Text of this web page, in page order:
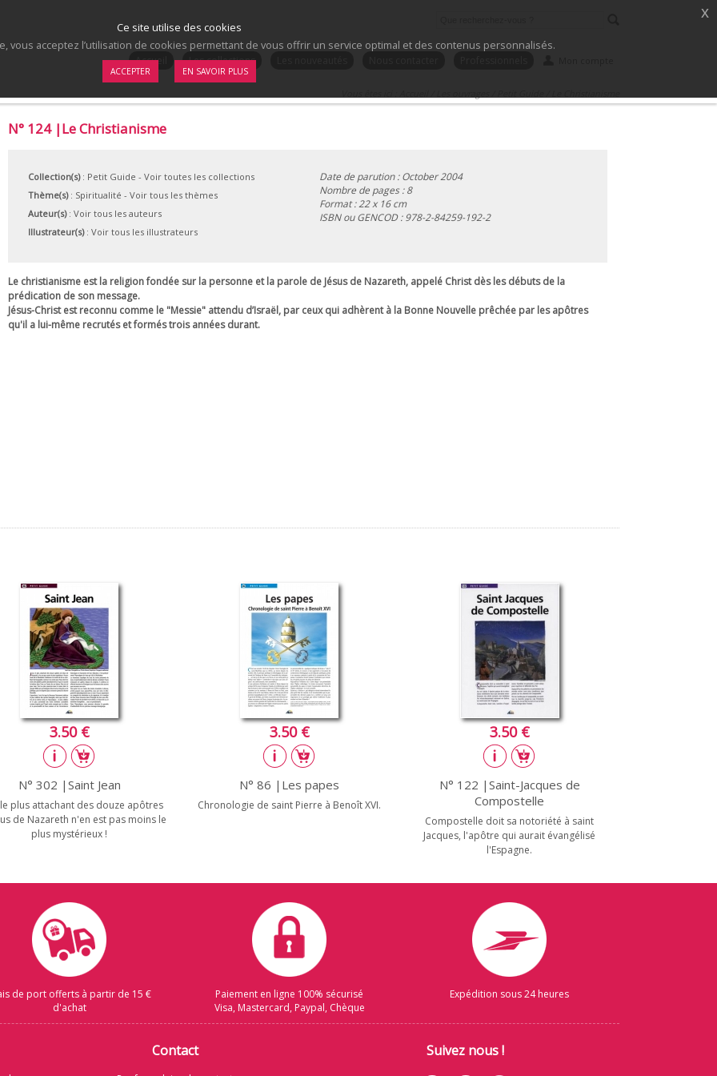
Accueil Les collections
N° 124 |Le Christianisme
Collection(s): Petit Guide - Voir toutes les collections
Thème(s): Spiritualité - Voir tous les thèmes
Auteur(s): Voir tous les auteurs
Illustrateur(s): Voir tous les illustrateurs
Date de parution : October 2004
Nombre de pages : 8
Format : 22 x 16 cm
ISBN ou GENCOD :978-2-84259-192-2
Le christianisme est la religion fondée sur la personne et la parole de Jésus de Nazareth, appelé Christ dès les débuts de la
prédication de son message.
Jésus-Christ est reconnu comme le "Messie" attendu d’Israël, par ceux qui adhèrent à la Bonne Nouvelle prêchée par les apôtres
qu'il a lui-même recrutés et formés trois années durant.
3.50 €
N° 302 |Saint Jean
le plus attachant des douze apôtres
de Nazareth n'en est pas moins le
plus mystérieux !
3.50 €
N° 86 |Les papes
Chronologie de saint Pierre à Benoît XVI.
3.50 €
N° 122 |Saint-Jacques de
Compostelle
Compostelle doit sa notoriété à saint
Jacques, l'apôtre qui aurait évangélisé
l'Espagne.
de port offerts à partir de 15 €
d'achat
Paiement en ligne 100% sécurisé
Visa, Mastercard, Paypal, Chèque
Expédition sous 24 heures
Contact Suivez nous !
Ce site utilise des cookies
vous acceptez l’utilisation de cookies permettant de vous offrir un service optimal et des contenus personnalisés.
ACCEPTER EN SAVOIR PLUS
x